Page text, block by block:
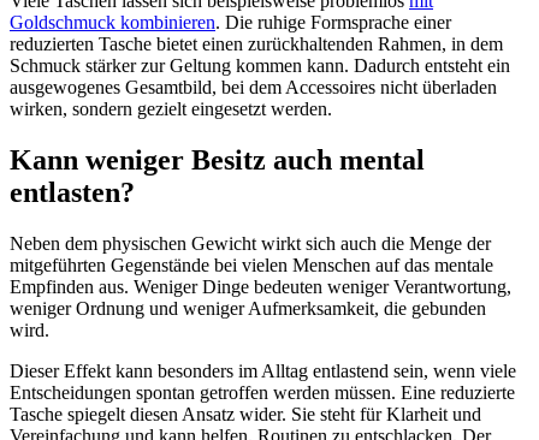
Goldschmuck kombinieren. Die ruhige Formsprache einer
reduzierten Tasche bietet einen zurückhaltenden Rahmen, in dem
Schmuck stärker zur Geltung kommen kann. Dadurch entsteht ein
ausgewogenes Gesamtbild, bei dem Accessoires nicht überladen
wirken, sondern gezielt eingesetzt werden.
Kann weniger Besitz auch mental
entlasten?
Neben dem physischen Gewicht wirkt sich auch die Menge der
mitgeführten Gegenstände bei vielen Menschen auf das mentale
Empfinden aus. Weniger Dinge bedeuten weniger Verantwortung,
weniger Ordnung und weniger Aufmerksamkeit, die gebunden
wird.
Dieser Effekt kann besonders im Alltag entlastend sein, wenn viele
Entscheidungen spontan getroffen werden müssen. Eine reduzierte
Tasche spiegelt diesen Ansatz wider. Sie steht für Klarheit und
Vereinfachung und kann helfen, Routinen zu entschlacken. Der